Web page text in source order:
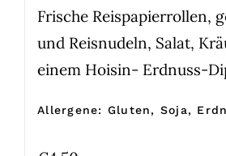
Frische Reispapierrollen,
und Reisnudeln, Salat,
einem Hoisin- Erdnuss-
Allergene: Gluten, Soja,